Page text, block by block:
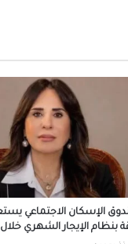
بنظام الإيجار الشهري